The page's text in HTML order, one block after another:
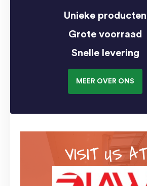
Unieke producten
Grote voorraad
Snelle levering
MEER OVER ONS
VISIT US AT